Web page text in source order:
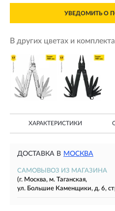
УВЕДОМИТЬ О
В других цветах и
ХАРАКТЕРИСТИКИ
ДОСТАВКА В МОСКВА
САМОВЫВОЗ ИЗ МАГАЗИНА
(г. Москва, м. Таганская,
ул. Большие Каменщики, д. 6,